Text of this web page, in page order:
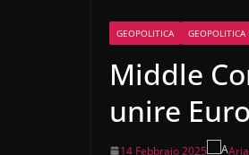
GEOPOLITICA
Middle
unire
14 Febbraio 2025